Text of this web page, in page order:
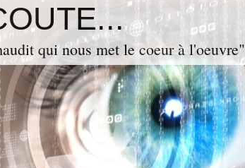
qui nous met le coeur à l'oeuvre"